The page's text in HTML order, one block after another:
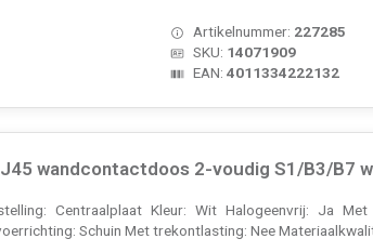
Artikelnummer: 227285
SKU: 14071909
EAN:4011334222132
wandcontactdoos 2-voudig S1/B3/B7
Centraalplaat Kleur: Wit Halogeenvrij: Ja
Schuin Met trekontlasting: Nee